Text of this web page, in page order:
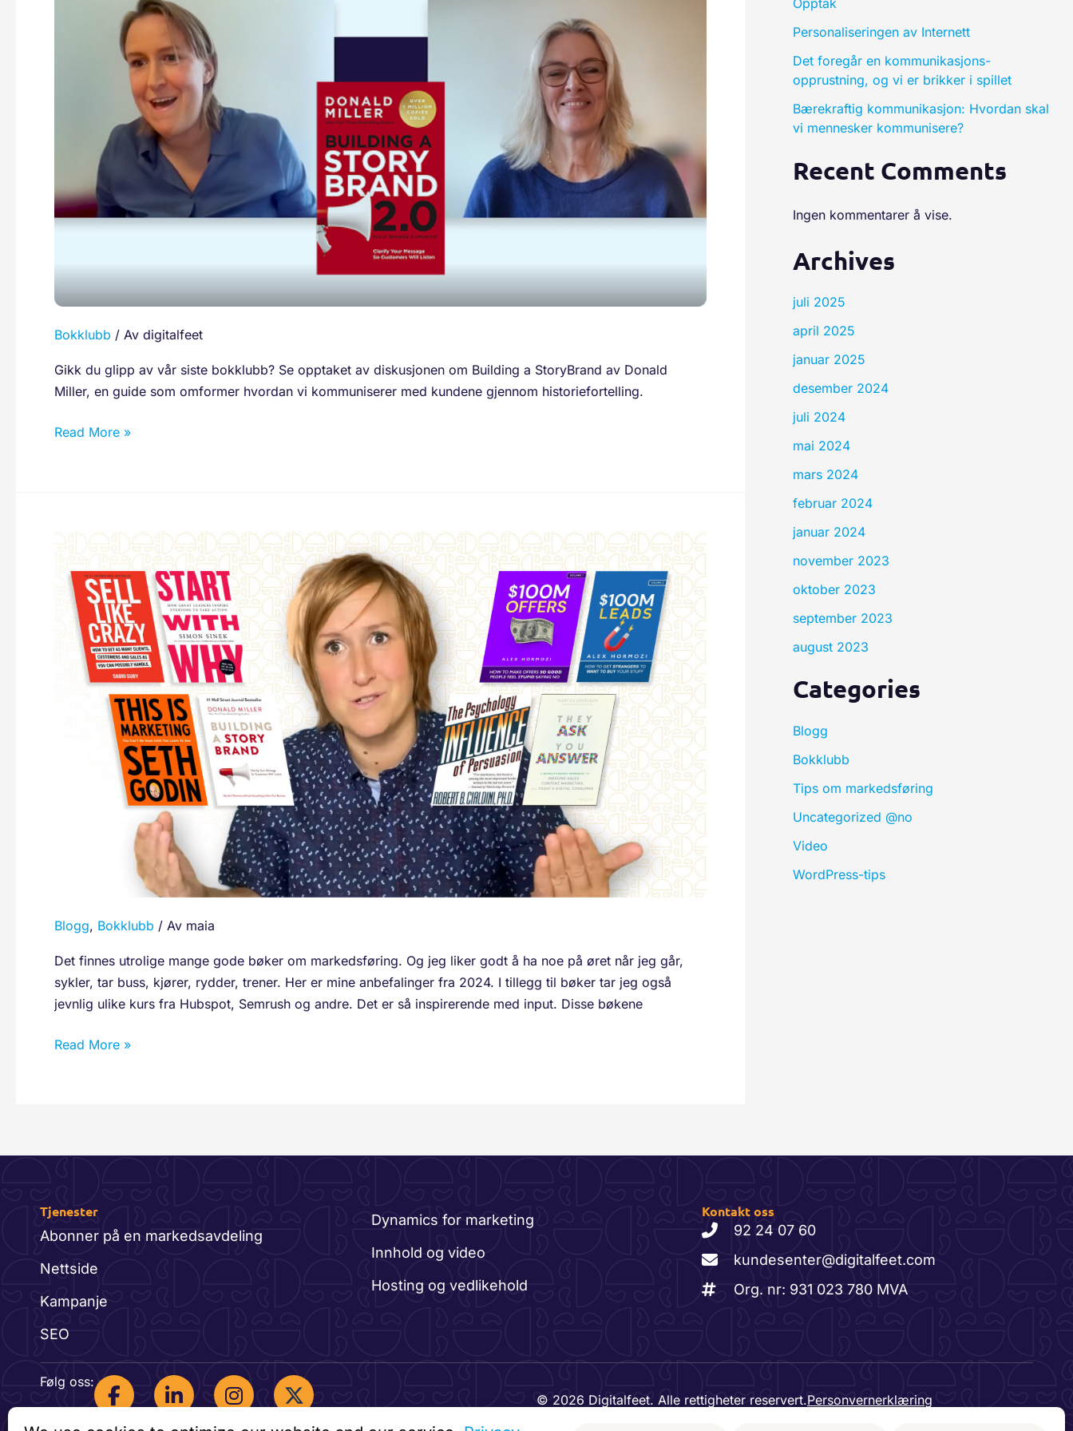
Bokklubb / Av digitalfeet
Gikk du glipp av vår siste bokklubb? Se opptaket av diskusjonen om Building a StoryBrand av Donald
Miller, en guide som omformer hvordan vi kommuniserer med kundene gjennom historiefortelling.
Bokklubbdiskusjon
Read More »
Blogg, Bokklubb / Av maia
Det finnes utrolige mange gode bøker om markedsføring. Og jeg liker godt å ha noe på øret når jeg går,
sykler, tar buss, kjører, rydder, trener. Her er mine anbefalinger fra 2024. I tillegg til bøker tar jeg også
jevnlig ulike kurs fra Hubspot, Semrush og andre. Det er så inspirerende med input. Disse bøkene
De
beste
bøkene
jeg
markedsføring
Read More »
Opptak
Personaliseringen av Internett
Det foregår en kommunikasjons-
opprustning, og vi er brikker i spillet
Bærekraftig kommunikasjon: Hvordan skal
vi mennesker kommunisere?
Recent Comments
Ingen kommentarer å vise.
Archives
juli 2025
april 2025
januar 2025
desember 2024
juli 2024
mai 2024
mars 2024
februar 2024
januar 2024
november 2023
oktober 2023
september 2023
august 2023
Categories
Blogg
Bokklubb
Tips om markedsføring
Uncategorized @no
Video
WordPress-tips
Tjenester
Abonner på en markedsavdeling
Nettside
Kampanje
SEO
Dynamics for marketing
Innhold og video
Hosting og vedlikehold
Kontakt oss
92 24 07 60
kundesenter@digitalfeet.com
Org. nr: 931 023 780 MVA
Følg oss:
F
a
c
L
i
n
I
n
s
© 2026 Digitalfeet. Alle rettigheter reservert.Personvernerklæring